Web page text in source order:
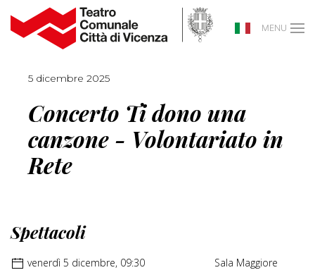
MENU
5 dicembre 2025
Concerto Ti dono una
canzone - Volontariato in
Rete
Spettacoli
venerdì 5 dicembre, 09:30 Sala Maggiore